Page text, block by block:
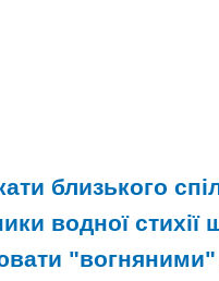
близького
водної